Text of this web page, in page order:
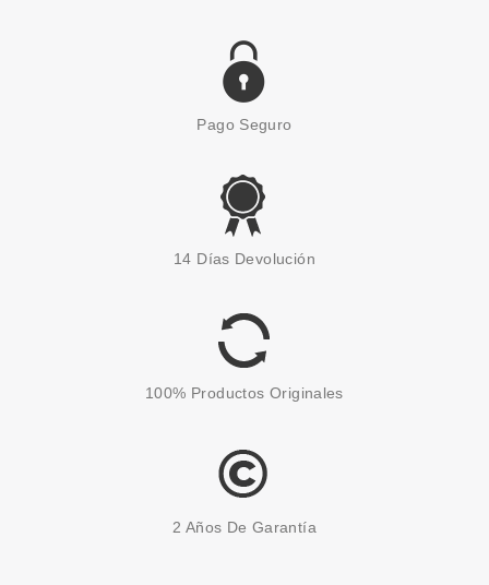
LOTTIE LONDON
UÑAS OUT GOLD GREEEN 12
4.50€
Pago Seguro
14 Días Devolución
100% Productos Originales
2 Años De Garantía